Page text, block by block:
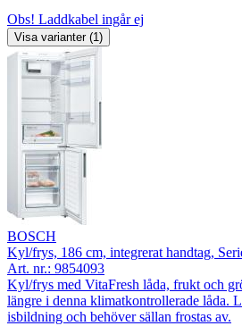
Obs! Laddkabel ingår ej
Visa varianter (1)
BOSCH
Kyl/frys, 186 cm, integrerat handtag,
Art. nr.: 9854093
Kyl/frys med VitaFresh låda, frukt och
längre i denna klimatkontrollerade låda.
isbildning och behöver sällan frostas av.